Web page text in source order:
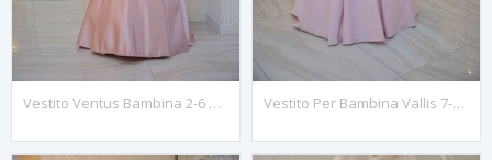
Vestito Ventus Bambina 2-6 Anni 20144 Cipria Vestito Per Bambina Vallis 7-11 Anni 30135 Polvere